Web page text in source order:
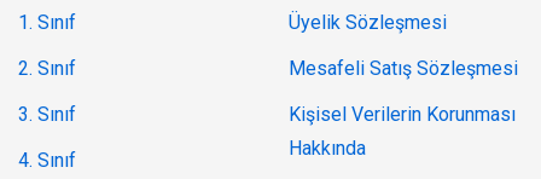
1. Sınıf
2. Sınıf
3. Sınıf
4. Sınıf
Üyelik Sözleşmesi
Mesafeli Satış Sözleşmesi
Kişisel Verilerin Korunması
Hakkında